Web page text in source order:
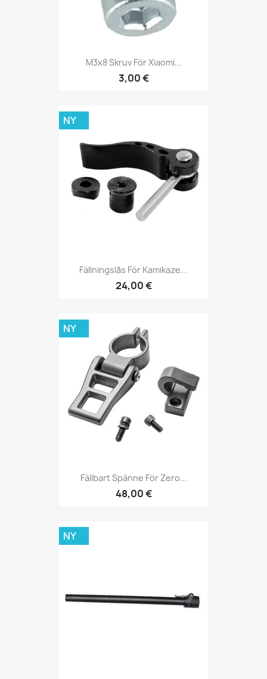
M3x8 Skruv För Xiaomi...
3,00 €
Fällningslås För Kamikaze...
24,00 €
NY
Fällbart Spänne För Zero...
48,00 €
NY
NY